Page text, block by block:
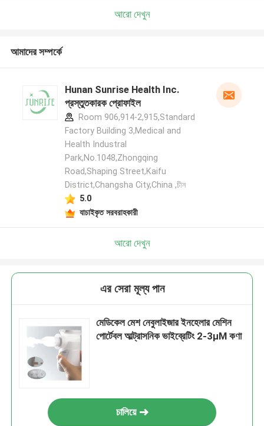
আরো দেখুন
আমাদের সম্পর্কে
Hunan Sunrise Health Inc.
প্রস্তুতকারক প্রোফাইল
Room 906,914-2,915,Standard
Factory Building 3,Medical and
Health Industral
Park,No.1048,Zhongqing
Road,Shaping Street,Kaifu
District,Changsha City,China ,চীন
5.0
যাচাইকৃত সরবরাহকারী
আরো দেখুন
এর সেরা মূল্য পান
মেডিকেল মেশ নেবুলাইজার ইনহেলার মেশিন
পোর্টেবল আল্ট্রাসনিক ভাইব্রেটিং 2-3μM কণা
চালিয়ে